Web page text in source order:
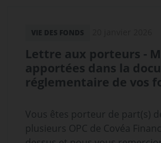
VIE DES FONDS
Lettre aux porteurs -
apportées dans la
réglementaire de vos
Vous êtes porteur de part(s)
plusieurs OPC de Covéa